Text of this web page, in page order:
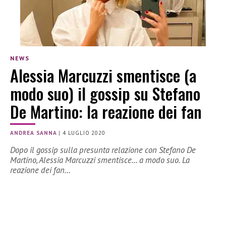
NEWS
Alessia Marcuzzi smentisce (a
modo suo) il gossip su Stefano
De Martino: la reazione dei fan
ANDREA SANNA |4 LUGLIO 2020
Dopo il gossip sulla presunta relazione con Stefano De
Martino, Alessia Marcuzzi smentisce… a modo suo. La
reazione dei fan…